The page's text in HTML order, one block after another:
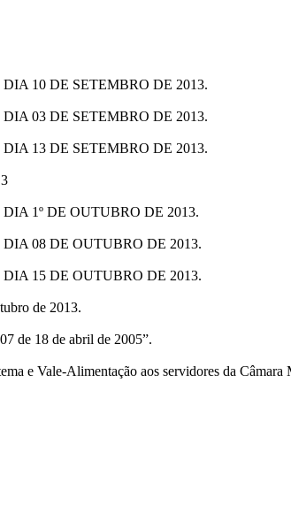
10 DE SETEMBRO DE 2013.
03 DE SETEMBRO DE 2013.
13 DE SETEMBRO DE 2013.
1º DE OUTUBRO DE 2013.
08 DE OUTUBRO DE 2013.
15 DE OUTUBRO DE 2013.
de 2013.
de 18 de abril de 2005”.
e Vale-Alimentação aos servidores da Câmara